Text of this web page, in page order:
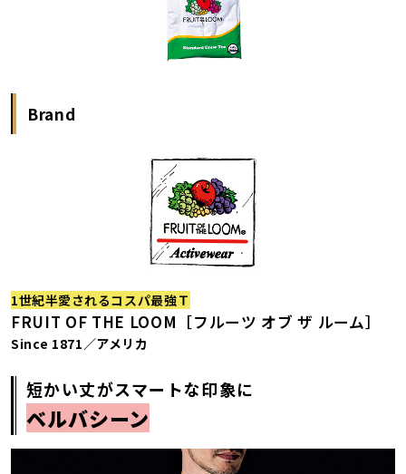
Brand
1世紀半愛されるコスパ最強Ｔ
FRUIT OF THE LOOM［フルーツ オブ ザ ルーム］
Since 1871／アメリカ
短かい丈がスマートな印象に
ベルバシーン